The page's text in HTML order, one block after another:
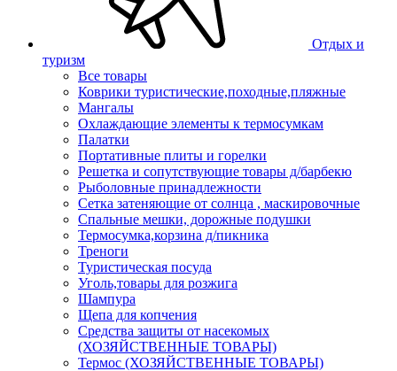
Отдых и
туризм
Все товары
Коврики туристические,походные,пляжные
Мангалы
Охлаждающие элементы к термосумкам
Палатки
Портативные плиты и горелки
Решетка и сопутствующие товары д/барбекю
Рыболовные принадлежности
Сетка затеняющие от солнца , маскировочные
Спальные мешки, дорожные подушки
Термосумка,корзина д/пикника
Треноги
Туристическая посуда
Уголь,товары для розжига
Шампура
Щепа для копчения
Средства защиты от насекомых
(ХОЗЯЙСТВЕННЫЕ ТОВАРЫ)
Термос (ХОЗЯЙСТВЕННЫЕ ТОВАРЫ)